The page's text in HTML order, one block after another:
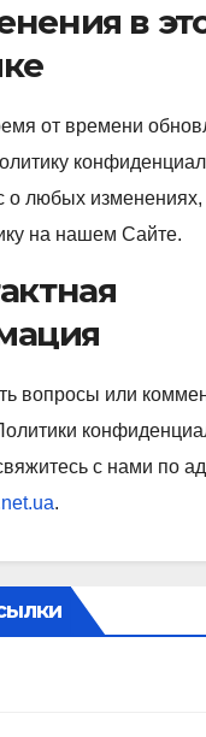
в
от времени
о любых изменениях,
на нашем Сайте.
вопросы или
с нами по
.